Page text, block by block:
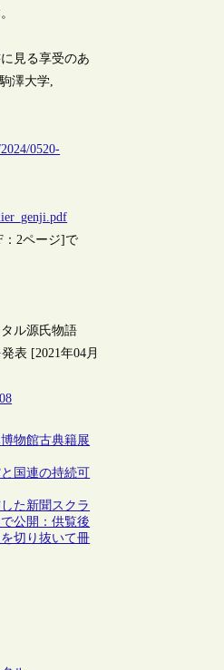
見る享受のあ
澤大学,
0520-
2ページ]で
ル源氏物語
表 [2021年04月
博物館古典籍展
国連の持続可
た新聞スクラ
公開：供覧後
切り抜いて冊